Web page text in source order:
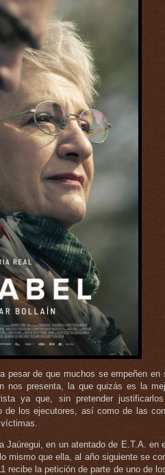
pesar de que muchos se empeñen en
nos presenta, la que quizás es la
ya que, sin pretender
los ejecutores, así como de las
Jaúregui, en un atentado de E.T.A. en
mismo que ella, al año siguiente se
recibe la petición de parte de uno de